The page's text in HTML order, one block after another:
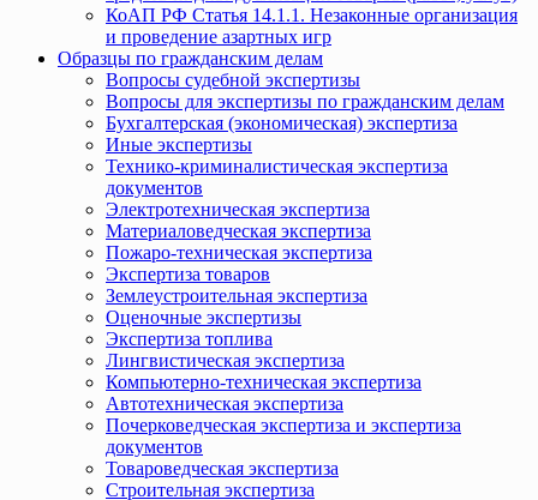
КоАП РФ Статья 14.1.1. Незаконные организация
и проведение азартных игр
Образцы по гражданским делам
Вопросы судебной экспертизы
Вопросы для экспертизы по гражданским делам
Бухгалтерская (экономическая) экспертиза
Иные экспертизы
Технико-криминалистическая экспертиза
документов
Электротехническая экспертиза
Материаловедческая экспертиза
Пожаро-техническая экспертиза
Экспертиза товаров
Землеустроительная экспертиза
Оценочные экспертизы
Экспертиза топлива
Лингвистическая экспертиза
Компьютерно-техническая экспертиза
Автотехническая экспертиза
Почерковедческая экспертиза и экспертиза
документов
Товароведческая экспертиза
Строительная экспертиза